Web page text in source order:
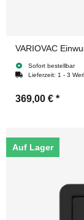
VARIOVAC
Sofort bestellbar
Lieferzeit: 1 - 3
369,00 € *
Auf Lager